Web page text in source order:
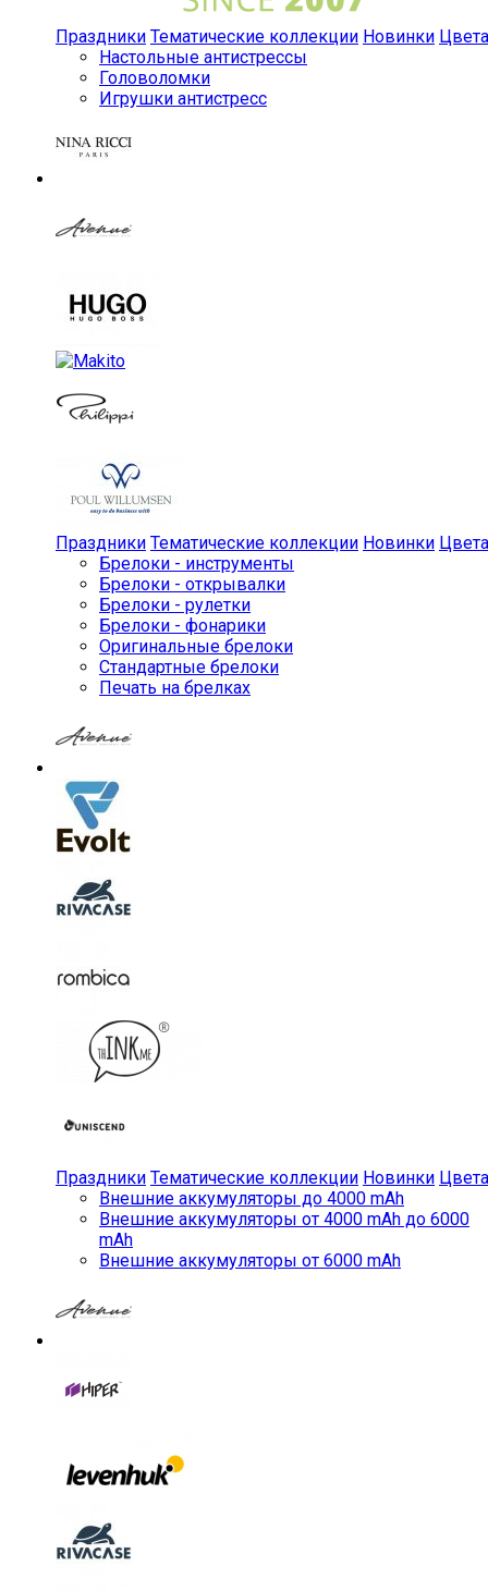
Праздники Тематические коллекции Новинки Цвета
Настольные антистрессы
Головоломки
Игрушки антистресс
Праздники Тематические коллекции Новинки Цвета
Брелоки - инструменты
Брелоки - открывалки
Брелоки - рулетки
Брелоки - фонарики
Оригинальные брелоки
Стандартные брелоки
Печать на брелках
Праздники Тематические коллекции Новинки Цвета
Внешние аккумуляторы до 4000 mAh
Внешние аккумуляторы от 4000 mAh до 6000
mAh
Внешние аккумуляторы от 6000 mAh